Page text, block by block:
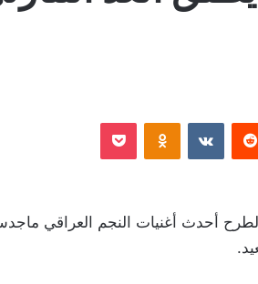
Odnoklassniki
‫Pocket
أحدث أغنيات النجم العراقي